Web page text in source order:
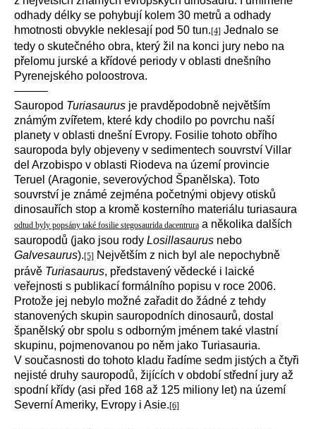
odhady délky se pohybují kolem 30 metrů a odhady
hmotnosti obvykle neklesají pod 50 tun.[4] Jednalo se
tedy o skutečného obra, který žil na konci jury nebo na
přelomu jurské a křídové periody v oblasti dnešního
Pyrenejského poloostrova.
———
Sauropod Turiasaurus je pravděpodobně největším
známým zvířetem, které kdy chodilo po povrchu naší
planety v oblasti dnešní Evropy. Fosilie tohoto obřího
sauropoda byly objeveny v sedimentech souvrství Villar
del Arzobispo v oblasti Riodeva na území provincie
Teruel (Aragonie, severovýchod Španělska). Toto
souvrství je známé zejména početnými objevy otisků
dinosauřích stop a kromě kosterního materiálu turiasaura
odtud byly popsány také fosilie stegosaurida dacentrura a několika dalších
sauropodů (jako jsou rody Losillasaurus nebo
Galvesaurus).[5] Největším z nich byl ale nepochybně
právě Turiasaurus, představený vědecké i laické
veřejnosti s publikací formálního popisu v roce 2006.
Protože jej nebylo možné zařadit do žádné z tehdy
stanovených skupin sauropodních dinosaurů, dostal
španělský obr spolu s odborným jménem také vlastní
skupinu, pojmenovanou po něm jako Turiasauria.
V současnosti do tohoto kladu řadíme sedm jistých a čtyři
nejisté druhy sauropodů, žijících v období střední jury až
spodní křídy (asi před 168 až 125 miliony let) na území
Severní Ameriky, Evropy i Asie.[6]